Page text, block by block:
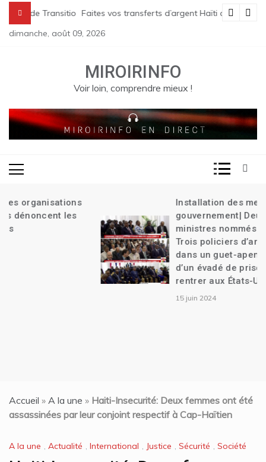
content
Le bilan des massacres de Pont Sondé s’alourdit| La
Faites vos transferts d’argent Haïti avec « Tokay »
dimanche, août 09, 2026
MIROIRINFO
Voir loin, comprendre mieux !
Installation des membres du
gouvernement| Deux anciens
ministres nommés à la primature|
Trois policiers d’antigang assassinés
dans un guet-apens| L’arrestation
d’un évadé de prison qui s’apprête à
rentrer aux États-Unis
Accueil » A la une » Haiti-Insecurité: Deux femmes ont été
assassinées par leur conjoint respectif à Cap-Haïtien
A la une , Actualité , International , Justice , Sécurité , Société